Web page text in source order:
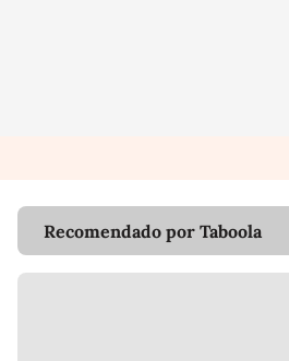
Recomendado por Taboola